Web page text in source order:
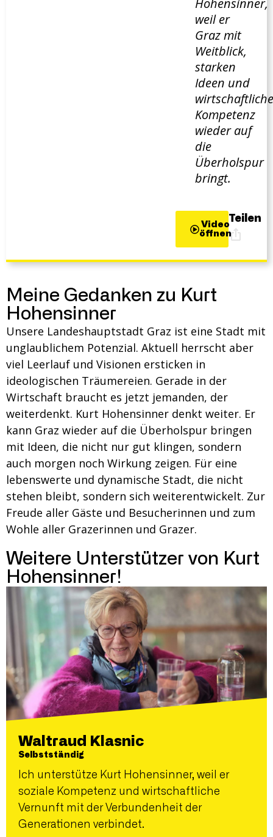
Hohensinner,
weil er
Graz mit
Weitblick,
starken
Ideen und
Kompetenz
wieder auf
die
Überholspur
bringt.
Video
öffnen
Teilen
Meine Gedanken zu Kurt
Hohensinner
Unsere Landeshauptstadt Graz ist eine Stadt mit
unglaublichem Potenzial. Aktuell herrscht aber
viel Leerlauf und Visionen ersticken in
ideologischen Träumereien. Gerade in der
Wirtschaft braucht es jetzt jemanden, der
weiterdenkt. Kurt Hohensinner denkt weiter. Er
kann Graz wieder auf die Überholspur bringen
mit Ideen, die nicht nur gut klingen, sondern
auch morgen noch Wirkung zeigen. Für eine
lebenswerte und dynamische Stadt, die nicht
stehen bleibt, sondern sich weiterentwickelt. Zur
Freude aller Gäste und Besucherinnen und zum
Wohle aller Grazerinnen und Grazer.
Weitere Unterstützer von Kurt
Hohensinner!
Waltraud Klasnic
Selbstständig
Ich unterstütze Kurt Hohensinner, weil er
soziale Kompetenz und wirtschaftliche
Vernunft mit der Verbundenheit der
Generationen verbindet.